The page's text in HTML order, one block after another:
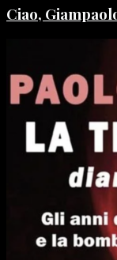
Ciao,